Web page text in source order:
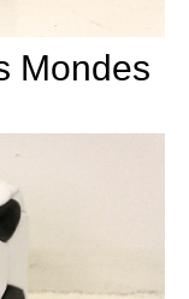
Mondes